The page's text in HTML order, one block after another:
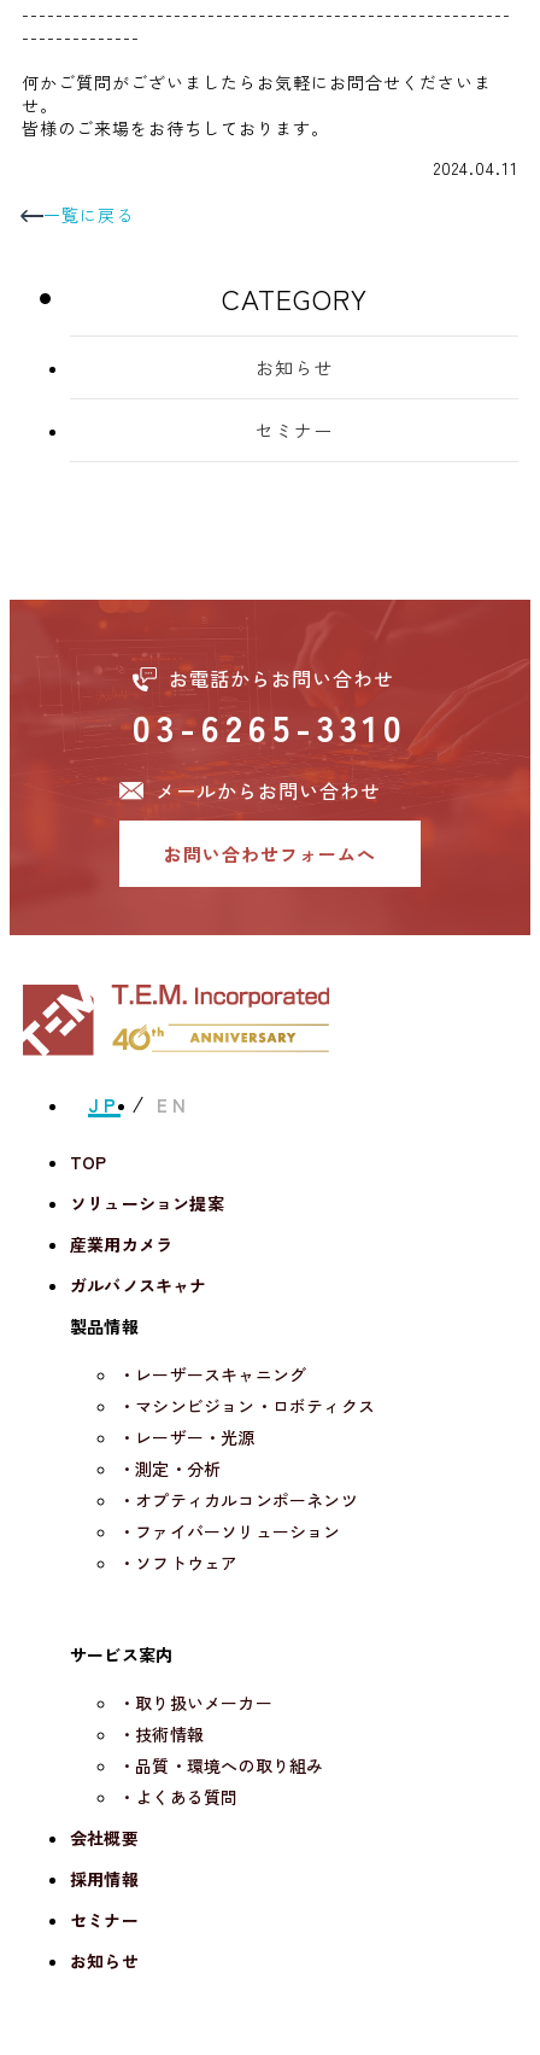
----------------------------------------------------------
--------------
何かご質問がございましたらお気軽にお問合せくださいま
せ。
皆様のご来場をお待ちしております。
2024.04.11
一覧に戻る
CATEGORY
お知らせ
セミナー
お電話からお問い合わせ
03-6265-3310
メールからお問い合わせ
お問い合わせフォームへ
JP EN
TOP
ソリューション提案
産業用カメラ
ガルバノスキャナ
製品情報
・レーザースキャニング
・マシンビジョン・ロボティクス
・レーザー・光源
・測定・分析
・オプティカルコンポーネンツ
・ファイバーソリューション
・ソフトウェア
サービス案内
・取り扱いメーカー
・技術情報
・品質・環境への取り組み
・よくある質問
会社概要
採用情報
セミナー
お知らせ